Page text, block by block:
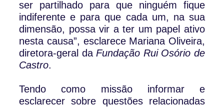
ser partilhado para que ninguém fique
indiferente e para que cada um, na sua
dimensão, possa vir a ter um papel ativo
nesta causa”, esclarece Mariana Oliveira,
diretora-geral daFundação Rui Osório de
Castro.
Tendo como missão informar e
esclarecer sobre questões relacionadas